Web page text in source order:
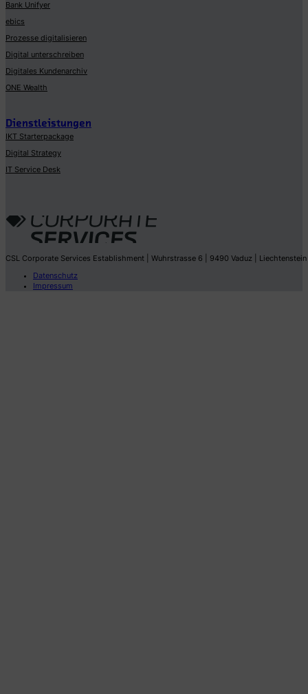
Bank Unifyer
ebics
Prozesse digitalisieren
Digital unterschreiben
Digitales Kundenarchiv
ONE Wealth
Dienstleistungen
IKT Starterpackage
Digital Strategy
IT Service Desk
CSL Corporate Services Establishment | Wuhrstrasse 6 | 9490 Vaduz | Liechtenstein
Datenschutz
Impressum